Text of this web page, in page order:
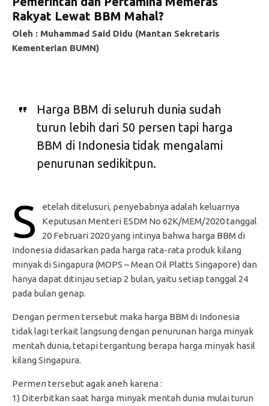
Rakyat Lewat BBM Mahal?
Oleh : Muhammad Said Didu (Mantan Sekretaris
Kementerian BUMN)
Harga BBM di seluruh dunia sudah
turun lebih dari 50 persen tapi harga
BBM di Indonesia tidak mengalami
penurunan sedikitpun.
S
etelah ditelusuri, penyebabnya adalah keluarnya
Keputusan Menteri ESDM No 62K/MEM/2020 tanggal
20 Februari 2020 yang intinya bahwa harga BBM di
Indonesia didasarkan pada harga rata-rata produk kilang
minyak di Singapura (MOPS – Mean Oil Platts Singapore) dan
hanya dapat ditinjau setiap 2 bulan, yaitu setiap tanggal 24
pada bulan genap.
Dengan permen tersebut maka harga BBM di Indonesia
tidak lagi terkait langsung dengan penurunan harga minyak
mentah dunia, tetapi tergantung berapa harga minyak hasil
kilang Singapura.
Permen tersebut agak aneh karena :
1) Diterbitkan saat harga minyak mentah dunia mulai turun